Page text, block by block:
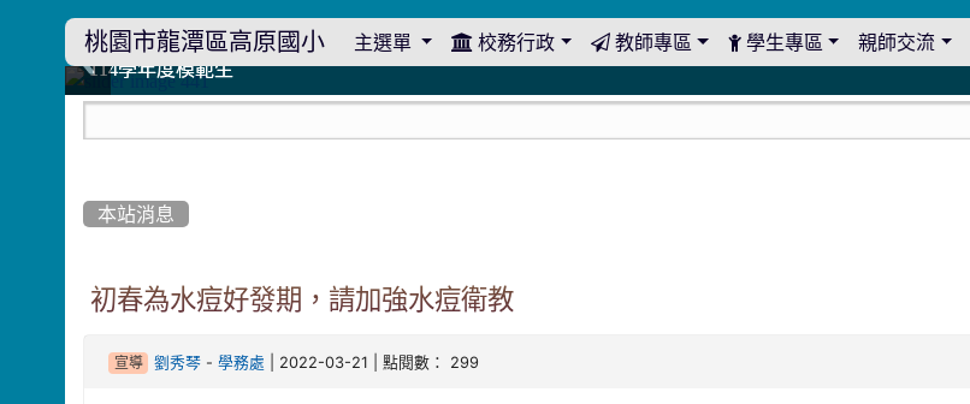
桃園市龍潭區高原國小 主選單 校務行政 教師專區 學生專區 親師交流
114學年度模範生
114學年度模範生
高原110 追夢向前行
高原110 追夢向前行
橄欖樹群
橄欖樹群
:::
本站消息
初春為水痘好發期，請加強水痘衛教
宣導 劉秀琴 -學務處 | 2022-03-21 | 點閱數： 299